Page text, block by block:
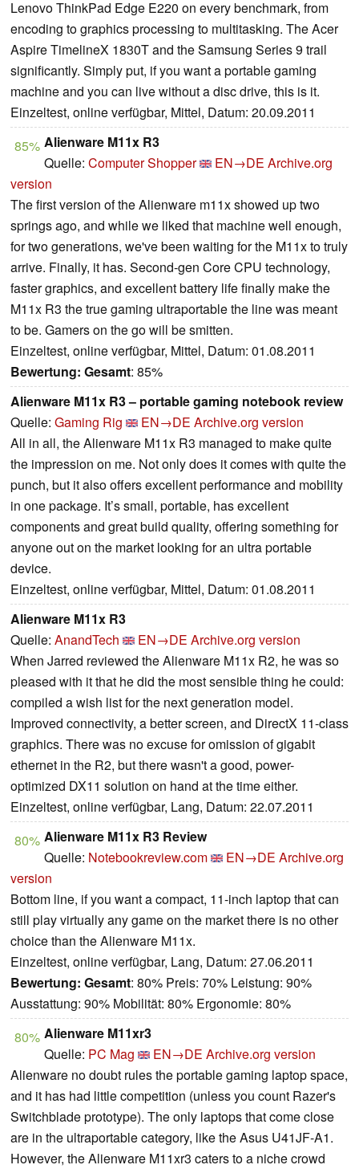
Lenovo ThinkPad Edge E220 on every benchmark, from
encoding to graphics processing to multitasking. The Acer
Aspire TimelineX 1830T and the Samsung Series 9 trail
significantly. Simply put, if you want a portable gaming
machine and you can live without a disc drive, this is it.
Einzeltest, online verfügbar, Mittel, Datum: 20.09.2011
85% Alienware M11x R3
Quelle: Computer Shopper EN→DE Archive.org
version
The first version of the Alienware m11x showed up two
springs ago, and while we liked that machine well enough,
for two generations, we've been waiting for the M11x to truly
arrive. Finally, it has. Second-gen Core CPU technology,
faster graphics, and excellent battery life finally make the
M11x R3 the true gaming ultraportable the line was meant
to be. Gamers on the go will be smitten.
Einzeltest, online verfügbar, Mittel, Datum: 01.08.2011
Bewertung: Gesamt: 85%
Alienware M11x R3 – portable gaming notebook review
Quelle: Gaming Rig EN→DE Archive.org version
All in all, the Alienware M11x R3 managed to make quite
the impression on me. Not only does it comes with quite the
punch, but it also offers excellent performance and mobility
in one package. It’s small, portable, has excellent
components and great build quality, offering something for
anyone out on the market looking for an ultra portable
device.
Einzeltest, online verfügbar, Mittel, Datum: 01.08.2011
Alienware M11x R3
Quelle: AnandTech EN→DE Archive.org version
When Jarred reviewed the Alienware M11x R2, he was so
pleased with it that he did the most sensible thing he could:
compiled a wish list for the next generation model.
Improved connectivity, a better screen, and DirectX 11-class
graphics. There was no excuse for omission of gigabit
ethernet in the R2, but there wasn't a good, power-
optimized DX11 solution on hand at the time either.
Einzeltest, online verfügbar, Lang, Datum: 22.07.2011
80% Alienware M11x R3 Review
Quelle: Notebookreview.com EN→DE Archive.org
version
Bottom line, if you want a compact, 11-inch laptop that can
still play virtually any game on the market there is no other
choice than the Alienware M11x.
Einzeltest, online verfügbar, Lang, Datum: 27.06.2011
Bewertung: Gesamt: 80% Preis: 70% Leistung: 90%
Ausstattung: 90% Mobilität: 80% Ergonomie: 80%
80% Alienware M11xr3
Quelle: PC Mag EN→DE Archive.org version
Alienware no doubt rules the portable gaming laptop space,
and it has had little competition (unless you count Razer's
Switchblade prototype). The only laptops that come close
are in the ultraportable category, like the Asus U41JF-A1.
However, the Alienware M11xr3 caters to a niche crowd